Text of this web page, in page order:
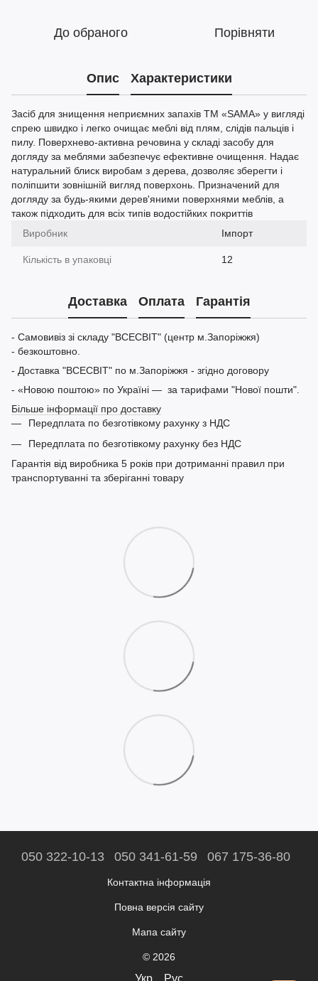
До обраного Порівняти
Опис Характеристики
Засіб для знищення неприємних запахів ТМ «SAMA» у вигляді
спрею швидко і легко очищає меблі від плям, слідів пальців і
пилу. Поверхнево-активна речовина у складі засобу для
догляду за меблями забезпечує ефективне очищення. Надає
натуральний блиск виробам з дерева, дозволяє зберегти і
поліпшити зовнішній вигляд поверхонь. Призначений для
догляду за будь-якими дерев'яними поверхнями меблів, а
також підходить для всіх типів водостійких покриттів
Виробник
Імпорт
Кількість в упаковці 12
Доставка Оплата Гарантія
- Самовивіз зі складу "ВСЕСВІТ" (центр м.Запоріжжя)
- безкоштовно.
- Доставка "ВСЕСВІТ" по м.Запоріжжя - згідно договору
- «Новою поштою» по Україні — за тарифами "Нової пошти".
Більше інформації про доставку
Передплата по безготівкому рахунку з НДС
Передплата по безготівкому рахунку без НДС
Гарантія від виробника 5 років при дотриманні правил при
транспортуванні та зберіганні товару
050 322-10-13 050 341-61-59 067 175-36-80
Контактна інформація
Повна версія сайту
Мапа сайту
© 2026